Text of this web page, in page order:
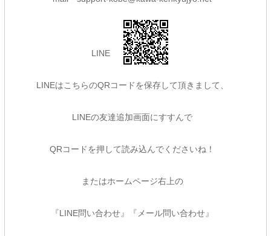
L INE
LINEはこちらのQRコードを保存して頂きまして、
LINEの友達追加画面にすすんで
QRコードを押して読み込んでくださいね！
またはホームページ右上の
『LINE問い合わせ』『メール問い合わせ』